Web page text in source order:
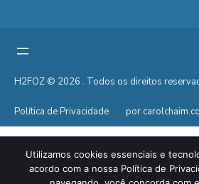
H2FOZ © 2026 . Todos os direitos
Política de Privacidade por
Utilizamos cookies essenciais e
acordo com a nossa Política de